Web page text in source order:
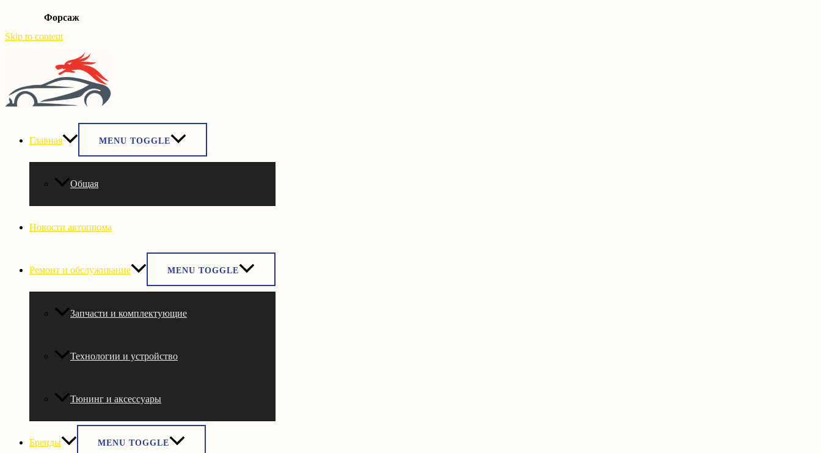
Форсаж
Skip to content
Главная MENU TOGGLE
Общая
Новости автопрома
Ремонт и обслуживание MENU TOGGLE
Запчасти и комплектующие
Технологии и устройство
Тюнинг и аксессуары
Бренды MENU TOGGLE